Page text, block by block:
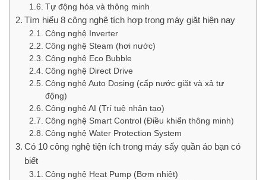
Tự động hóa và thông minh
Tìm hiểu 8 công nghệ tích hợp trong máy giặt hiện nay
Công nghệ Inverter
Công nghệ Steam (hơi nước)
Công nghệ Eco Bubble
Công nghệ Direct Drive
Công nghệ Auto Dosing (cấp nước giặt và xả tư
động)
Công nghệ AI (Trí tuệ nhân tạo)
Công nghệ Smart Control (Điều khiển thông minh)
Công nghệ Water Protection System
Có 10 công nghệ tiện ích trong máy sấy quần áo bạn có
biết
Công nghệ Heat Pump (Bơm nhiệt)